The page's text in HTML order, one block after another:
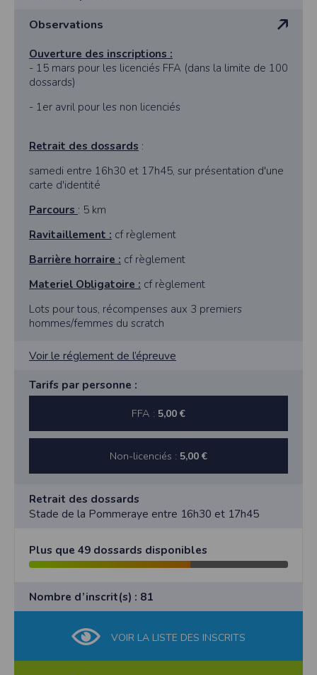
Observations
Ouverture des inscriptions :
- 15 mars pour les licenciés FFA (dans la limite de 100
dossards)
- 1er avril pour les non licenciés
Retrait des dossards :
samedi entre 16h30 et 17h45, sur présentation d'une
carte d'identité
Parcours : 5 km
Ravitaillement : cf règlement
Barrière horraire : cf règlement
Materiel Obligatoire : cf règlement
Lots pour tous, récompenses aux 3 premiers
hommes/femmes du scratch
Voir le réglement de l’épreuve
Tarifs par personne :
FFA : 5,00 €
Non-licenciés : 5,00 €
Retrait des dossards
Stade de la Pommeraye entre 16h30 et 17h45
Plus que 49 dossards disponibles
Nombre d’inscrit(s) : 81
VOIR LA LISTE DES INSCRITS